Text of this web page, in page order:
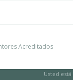
Acreditados
Usted está